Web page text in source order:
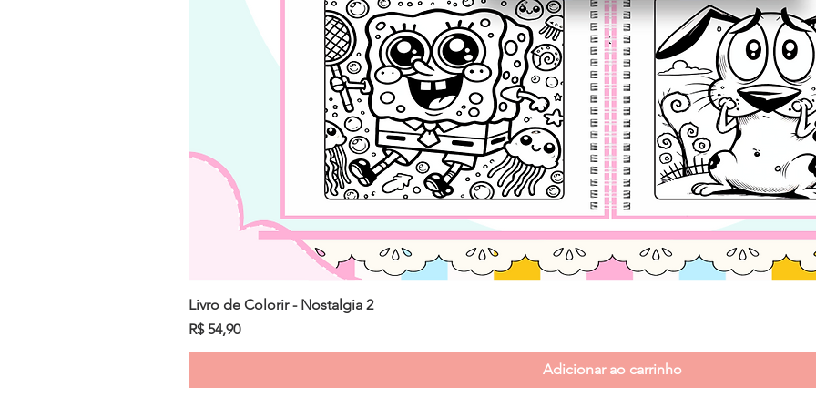
Livro de Colorir - Nostalgia 2
Preço
R$ 54,90
Adicionar ao carrinho